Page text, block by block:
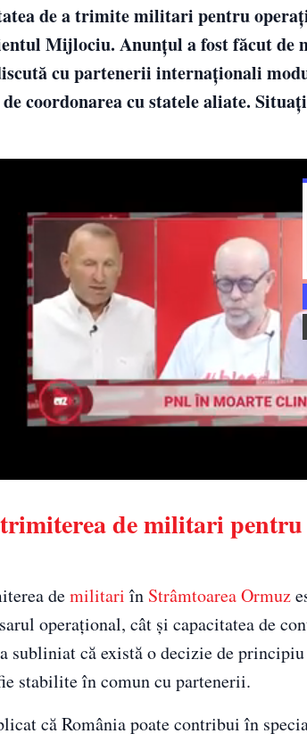
de a trimite militari pentru
Mijlociu. Anunțul a fost făcut
cu partenerii internaționali
coordonarea cu statele aliate.
de militari
demilitariîn Strâmtoarea Ormuz
operațional, cât și capacitatea de
a subliniat că există o decizie de
stabilite în comun cu partenerii.
că România poate contribui în